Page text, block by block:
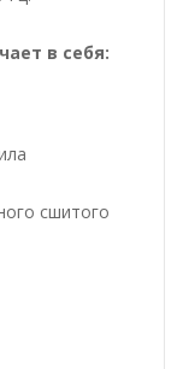
в себя:
сшитого